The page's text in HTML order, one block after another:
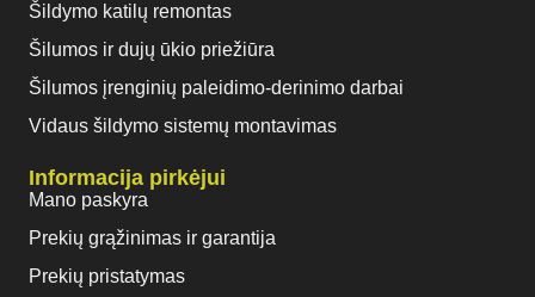
Šildymo katilų remontas
Šilumos ir dujų ūkio priežiūra
Šilumos įrenginių paleidimo-derinimo darbai
Vidaus šildymo sistemų montavimas
Informacija pirkėjui
Mano paskyra
Prekių grąžinimas ir garantija
Prekių pristatymas